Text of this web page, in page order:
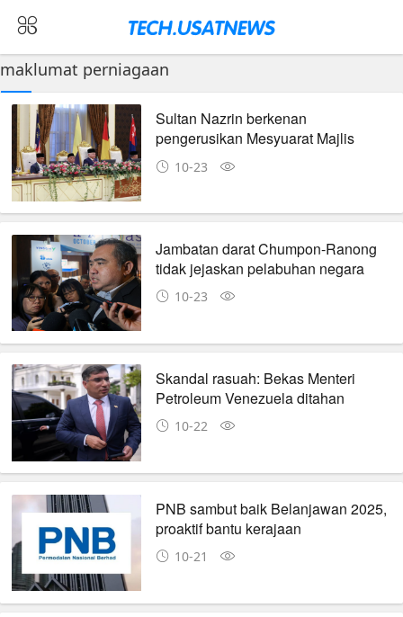
maklumat perniagaan
Sultan Nazrin berkenan
pengerusikan Mesyuarat Majlis
Raja-Raja ke-267
10-23
Jambatan darat Chumpon-Ranong
tidak jejaskan pelabuhan negara
10-23
Skandal rasuah: Bekas Menteri
Petroleum Venezuela ditahan
10-22
PNB sambut baik Belanjawan 2025,
proaktif bantu kerajaan
10-21